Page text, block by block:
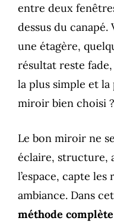
entre deux
dessus du canapé.
une étagère,
résultat reste
la plus simple et
miroir bien choisi ?
Le bon miroir ne
éclaire, structure,
l’espace, capte
ambiance. Dans
méthode